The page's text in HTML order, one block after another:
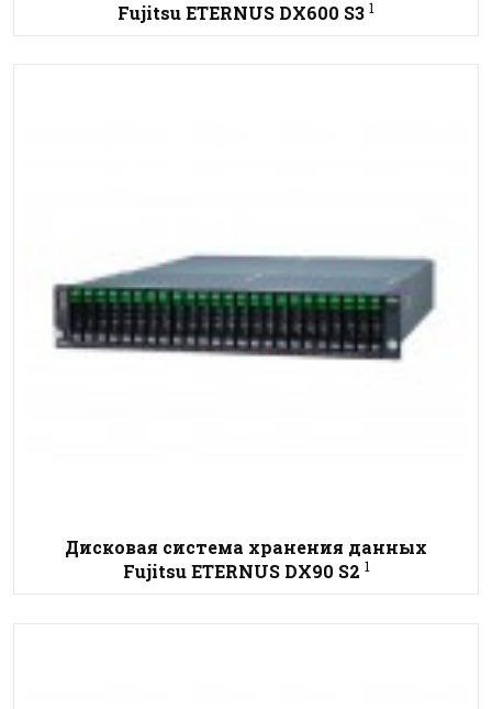
Fujitsu ETERNUS DX600 S3 1
Дисковая система хранения данных
Fujitsu ETERNUS DX90 S2 1